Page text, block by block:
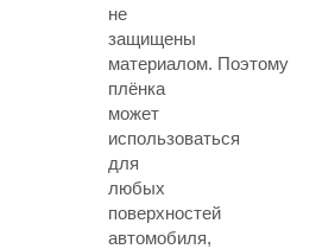
не
защищены
материалом. Поэтому
плёнка
может
использоваться
для
любых
поверхностей
автомобиля,